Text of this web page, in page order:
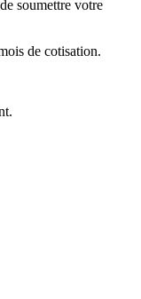
soumettre votre
de cotisation.